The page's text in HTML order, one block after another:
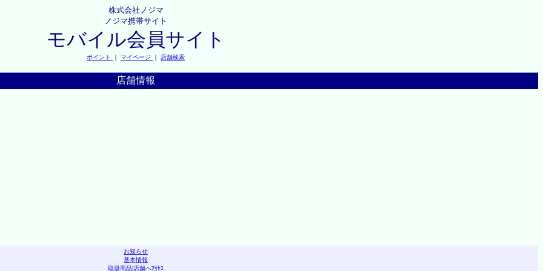
株式会社ノジマ
ノジマ携帯サイト
モバイル会員サイト
ポイント ｜ マイページ ｜ 店舗検索
店舗情報
お知らせ
基本情報
取扱商品|店舗へｱｸｾｽ